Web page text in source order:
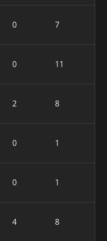
0 7
0 11
2 8
0 1
0 1
4 8